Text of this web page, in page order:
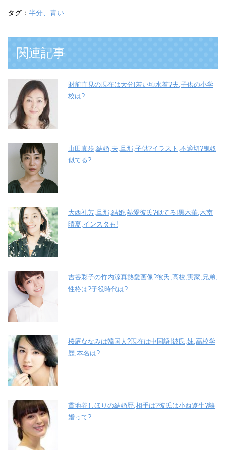
タグ： 半分、青い
関連記事
財前直見の現在は大分!若い頃水着?夫,子供の小学
校は?
山田真歩,結婚,夫,旦那,子供?イラスト,不適切?鬼奴
似てる?
大西礼芳,旦那,結婚,熱愛彼氏?似てる!黒木華,木南
晴夏,インスタも!
吉谷彩子の竹内涼真熱愛画像?彼氏,高校,実家,兄弟,
性格は?子役時代は?
桜庭ななみは韓国人?現在は中国語!彼氏,妹,高校学
歴,本名は?
貫地谷しほりの結婚歴,相手は?彼氏は小西遼生?離
婚って?